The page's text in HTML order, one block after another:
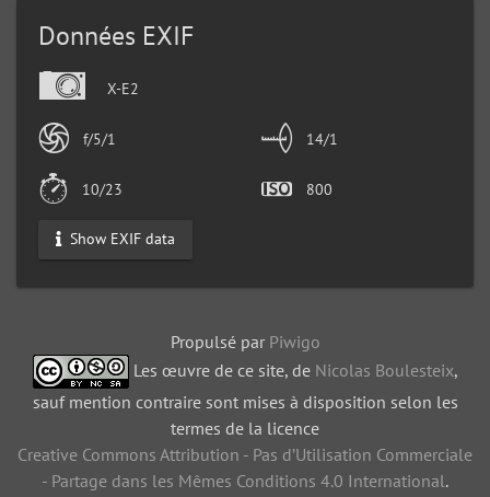
Données EXIF
X-E2
f/5/1 14/1
10/23 800
Show EXIF data
Propulsé par Piwigo
Les œuvre de ce site, de Nicolas Boulesteix,
sauf mention contraire sont mises à disposition selon les
termes de la licence
Creative Commons Attribution - Pas d’Utilisation Commerciale
- Partage dans les Mêmes Conditions 4.0 International.